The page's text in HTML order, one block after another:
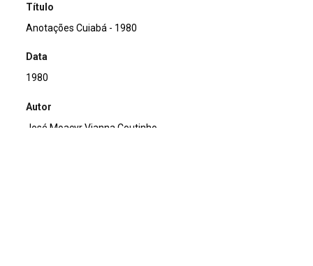
Título
Anotações Cuiabá - 1980
Data
1980
Autor
José Moacyr Vianna Coutinho